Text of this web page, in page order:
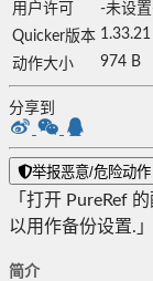
用户许可
-未设
Quicker版本 1.33.21
动作大小
974 B
分享到
举报恶意/危险动作
「打开 PureRef
以用作备份设置.」
简介